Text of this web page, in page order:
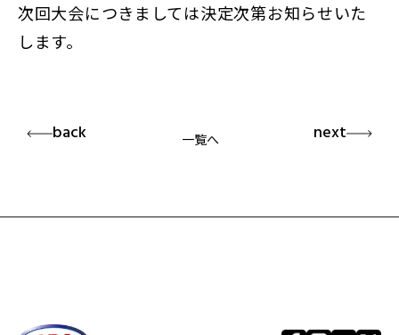
次回大会につきましては決定次第お知らせいた
します。
back 一覧へ next